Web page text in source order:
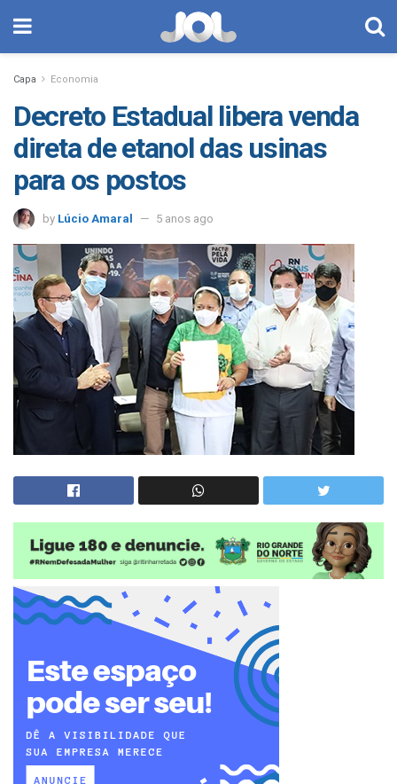
Capa Economia
Decreto Estadual libera venda
direta de etanol das usinas
para os postos
by Lúcio Amaral 5 anos ago